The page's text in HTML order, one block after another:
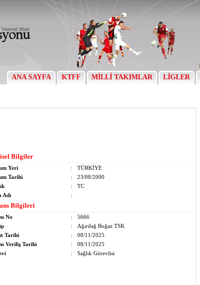
ANA SAYFA KTFF MİLLİ TAKIMLAR LİGLER
Bilgiler
Yeri :
TÜRKİYE
Tarihi
:
23/08/2000
:
TC
Adı
:
Bilgileri
No :
5666
:
Ağırdağ Boğaz TSK
Tarihi
:
08/11/2025
Veriliş Tarihi
:
08/11/2025
: Sağlık Görevlisi